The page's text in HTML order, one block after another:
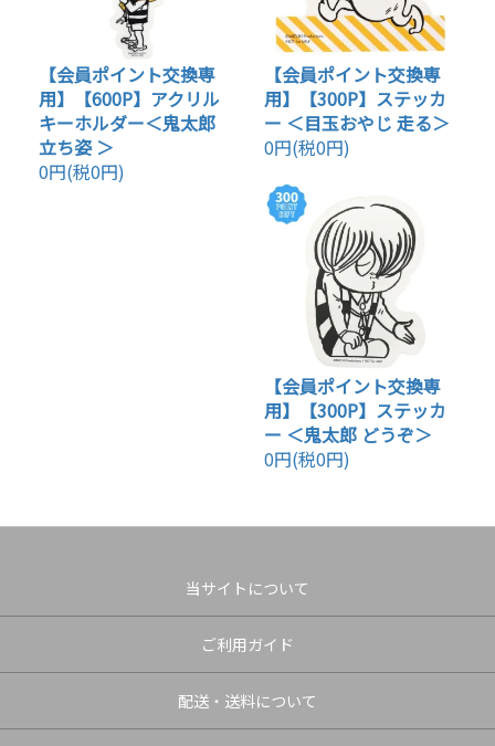
【会員ポイント交換専
用】【600P】アクリル
キーホルダー＜鬼太郎
立ち姿 ＞
0円(税0円)
【会員ポイント交換専
用】【300P】ステッカ
ー ＜目玉おやじ 走る＞
0円(税0円)
【会員ポイント交換専
用】【300P】ステッカ
ー ＜鬼太郎 どうぞ＞
0円(税0円)
当サイトについて
ご利用ガイド
配送・送料について